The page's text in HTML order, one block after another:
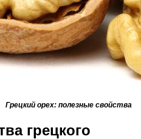
Грецкий орех: полезные свойства
грецкого